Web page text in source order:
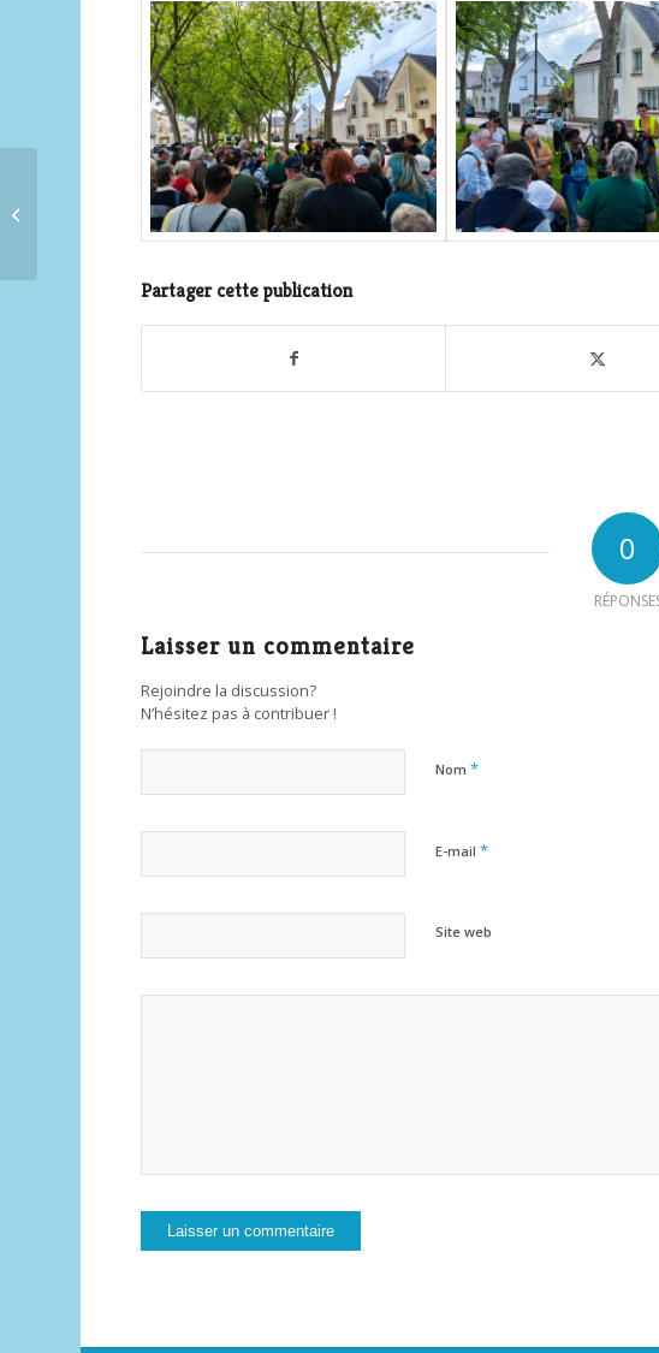
Partager cette publication
0
Laisser un commentaire
Rejoindre la discussion?
N’hésitez pas à contribuer !
Nom*
E-mail*
Site web
Week-end Handiglisse